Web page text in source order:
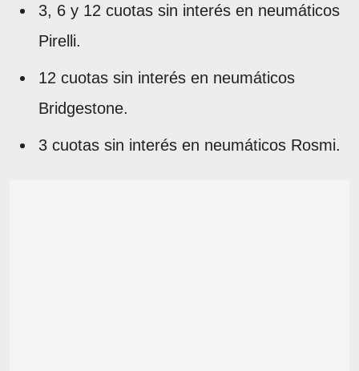
3, 6 y 12 cuotas sin interés en neumáticos
Pirelli.
12 cuotas sin interés en neumáticos
Bridgestone.
3 cuotas sin interés en neumáticos Rosmi.